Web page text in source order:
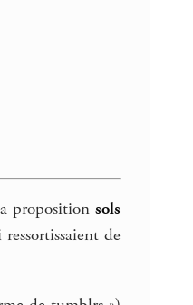
la propositionsols
de